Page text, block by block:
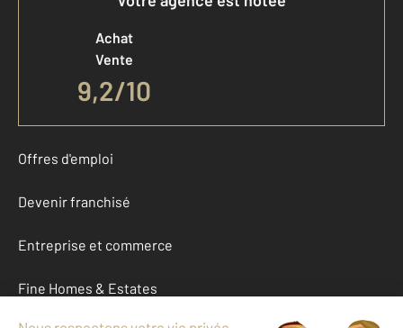
Achat
Vente
9,2/10
Offres d'emploi
Devenir franchisé
Entreprise et commerce
Fine Homes & Estates